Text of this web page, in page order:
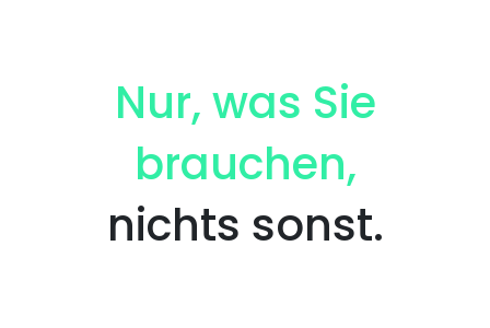
Nur, was Sie
brauchen,
nichts sonst.